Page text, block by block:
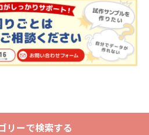
付
属
追
ダ
ニ
、
気
能です。グッズ制作の専門スタッフ
がしっかりサポートいたしますの
で、ご不明点がありましたらお気軽
にご相談ください。
リーで検索する